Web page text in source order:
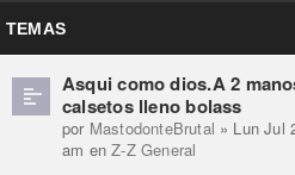
TEMAS
Asqui como dios.A 2
calsetos lleno bolass
por MastodonteBrutal » Lun Jul
am enZ-Z General